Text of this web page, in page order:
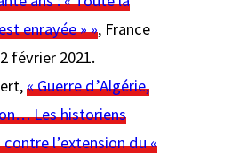
enrayée » », France
février 2021.
« Guerre d’Algérie,
Les historiens
l’extension du «